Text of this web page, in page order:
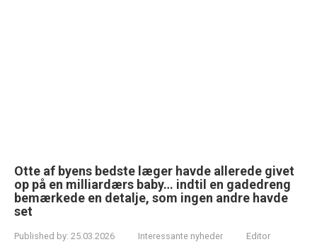
Otte af byens bedste læger havde allerede givet
op på en milliardærs baby… indtil en gadedreng
bemærkede en detalje, som ingen andre havde
set
Published by: 25.03.2026 Interessante nyheder Editor